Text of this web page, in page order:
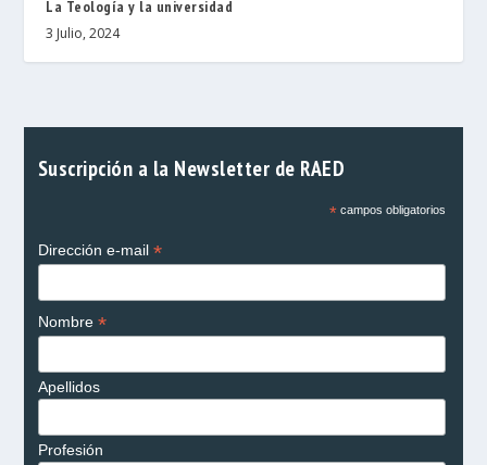
La Teología y la universidad
3 Julio, 2024
Suscripción a la Newsletter de RAED
*campos obligatorios
Dirección e-mail *
Nombre *
Apellidos
Profesión